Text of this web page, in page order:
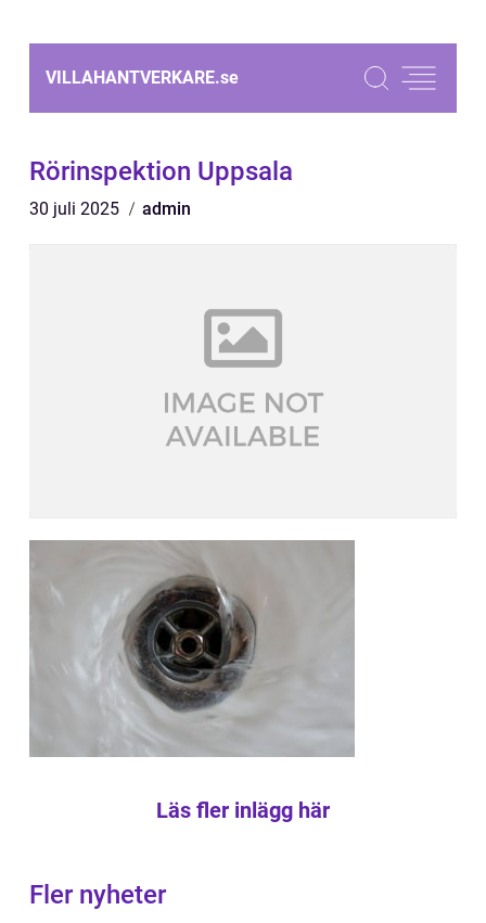
VILLAHANTVERKARE.se
Rörinspektion Uppsala
30 juli 2025 admin
Läs fler inlägg här
Fler nyheter